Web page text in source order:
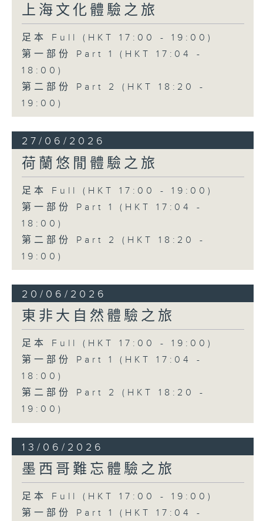
上海文化體驗之旅
足本 Full (HKT 17:00 - 19:00)
第一部份 Part 1 (HKT 17:04 -
18:00)
第二部份 Part 2 (HKT 18:20 -
19:00)
27/06/2026
荷蘭悠閒體驗之旅
足本 Full (HKT 17:00 - 19:00)
第一部份 Part 1 (HKT 17:04 -
18:00)
第二部份 Part 2 (HKT 18:20 -
19:00)
20/06/2026
東非大自然體驗之旅
足本 Full (HKT 17:00 - 19:00)
第一部份 Part 1 (HKT 17:04 -
18:00)
第二部份 Part 2 (HKT 18:20 -
19:00)
13/06/2026
墨西哥難忘體驗之旅
足本 Full (HKT 17:00 - 19:00)
第一部份 Part 1 (HKT 17:04 -